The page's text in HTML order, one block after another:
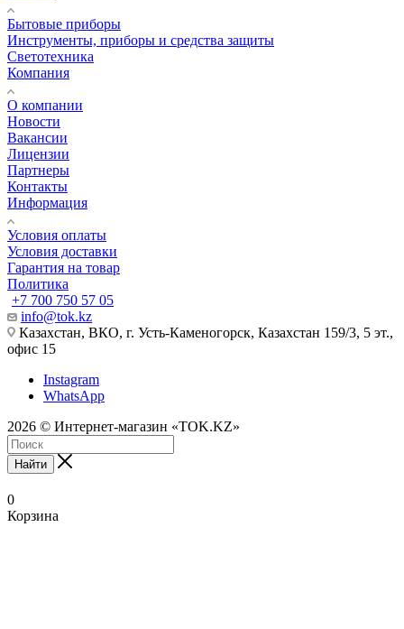
Бытовые приборы
Инструменты, приборы и средства защиты
Светотехника
Компания
О компании
Новости
Вакансии
Лицензии
Партнеры
Контакты
Информация
Условия оплаты
Условия доставки
Гарантия на товар
Политика
+7 700 750 57 05
info@tok.kz
Казахстан, ВКО, г. Усть-Каменогорск, Казахстан 159/3, 5 эт.,
офис 15
Instagram
WhatsApp
2026 © Интернет-магазин «TOK.KZ»
Найти
0
Корзина